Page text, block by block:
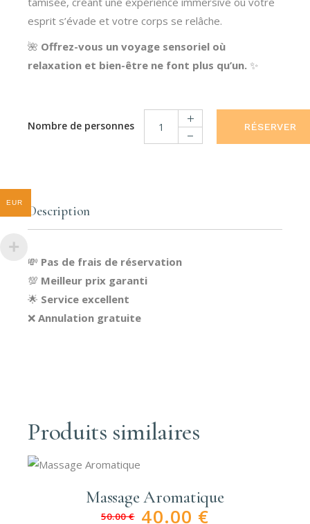
esprit s’évade et votre corps se relâche.
🌺 Offrez-vous un voyage sensoriel où
relaxation et bien-être ne font plus qu’un. ✨
Massage Relax/Tonic quantity
RÉSERVER
Description
💸 Pas de frais de réservation
💯 Meilleur prix garanti
🌟 Service excellent
❌Annulation gratuite
Produits similaires
Massage Aromatique
50.00€ Le
40.00 €
Le
EUR